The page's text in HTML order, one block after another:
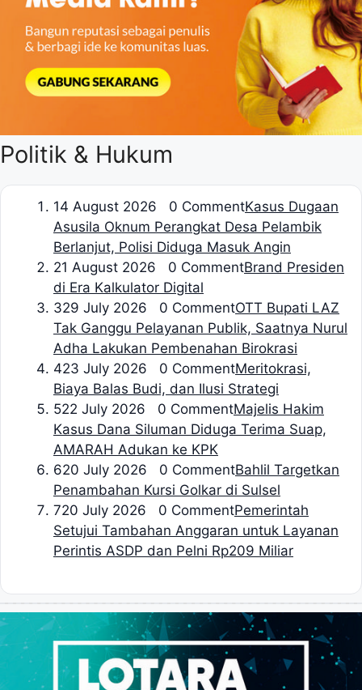
Politik & Hukum
14 August 2026 0 CommentKasus Dugaan
Asusila Oknum Perangkat Desa Pelambik
Berlanjut, Polisi Diduga Masuk Angin
21 August 2026 0 CommentBrand Presiden
di Era Kalkulator Digital
329 July 2026 0 CommentOTT Bupati LAZ
Tak Ganggu Pelayanan Publik, Saatnya Nurul
Adha Lakukan Pembenahan Birokrasi
423 July 2026 0 CommentMeritokrasi,
Biaya Balas Budi, dan Ilusi Strategi
522 July 2026 0 CommentMajelis Hakim
Kasus Dana Siluman Diduga Terima Suap,
AMARAH Adukan ke KPK
620 July 2026 0 CommentBahlil Targetkan
Penambahan Kursi Golkar di Sulsel
720 July 2026 0 CommentPemerintah
Setujui Tambahan Anggaran untuk Layanan
Perintis ASDP dan Pelni Rp209 Miliar